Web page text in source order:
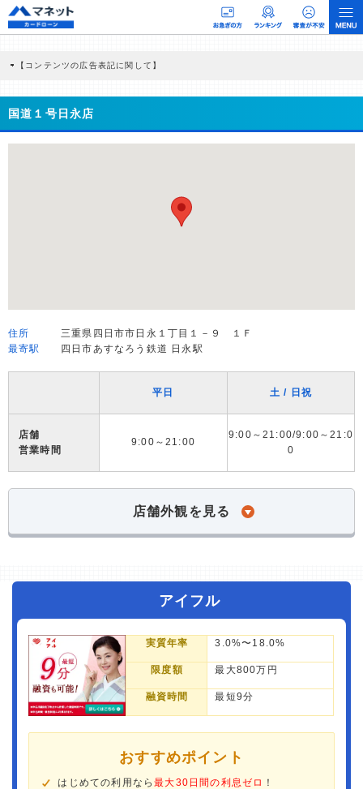
【コンテンツの広告表記に関して】
商品を根拠なくPRするものではなく、当編集部の調査／ユーザーへの口コミ収集な
どに基づき、公平性を担保した情報提供を行っています。
>提携企業一覧
国道１号日永店
住所
三重県四日市市日永１丁目１－９ １Ｆ
最寄駅
四日市あすなろう鉄道 日永駅
平日 土 / 日祝
店舗
営業時間
9:00～21:00
9:00～21:00/9:00～21:0
0
店舗外観を見る
アイフル
実質年率 3.0%〜18.0%
限度額 最大800万円
融資時間 最短9分
おすすめポイント
はじめての利用なら最大30日間の利息ゼロ ！